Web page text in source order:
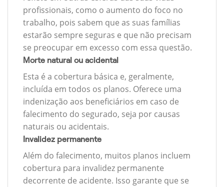
profissionais, como o aumento do foco no
trabalho, pois sabem que as suas famílias
estarão sempre seguras e que não precisam
se preocupar em excesso com essa questão.
Morte natural ou acidental
Esta é a cobertura básica e, geralmente,
incluída em todos os planos. Oferece uma
indenização aos beneficiários em caso de
falecimento do segurado, seja por causas
naturais ou acidentais.
Invalidez permanente
Além do falecimento, muitos planos incluem
cobertura para invalidez permanente
decorrente de acidente. Isso garante que se